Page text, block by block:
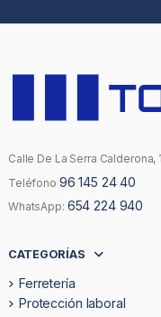
Calle De La Serra
Teléfono 96 145 24 40
WhatsApp: 654 224 940
CATEGORÍAS
Ferretería
Protección laboral